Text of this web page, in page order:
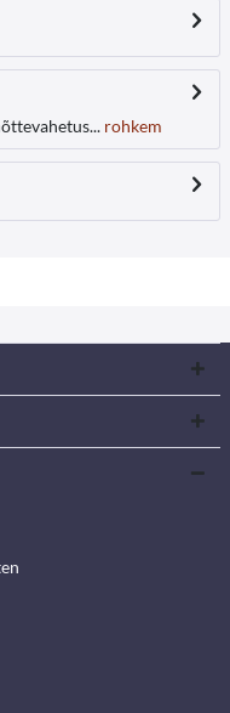
rohkem